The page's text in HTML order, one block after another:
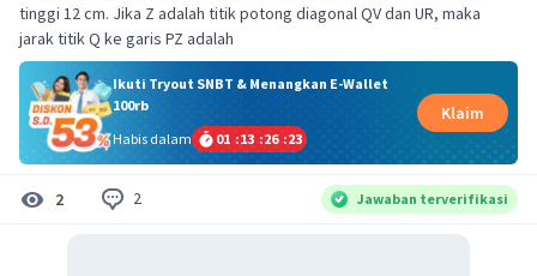
tinggi 12 cm. Jika Z adalah titik potong diagonal QV dan UR, maka
jarak titik Q ke garis PZ adalah
Ikuti Tryout SNBT & Menangkan E-Wallet
100rb
Habis dalam
01 :13 :26 :23
Klaim
2 2 Jawaban terverifikasi